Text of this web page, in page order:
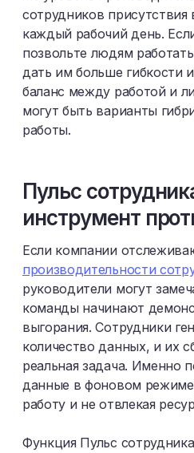
сотрудников
каждый рабочий день.
позвольте людям
дать им больше гибкости
баланс между работой и
могут быть варианты
работы.
Пульс
инструмент
Если компании
производительности
руководители могут
команды начинают
выгорания. Сотрудники
количество данных, и их
реальная задача. Именно
данные в фоновом
работу и не отвлекая
Функция Пульс